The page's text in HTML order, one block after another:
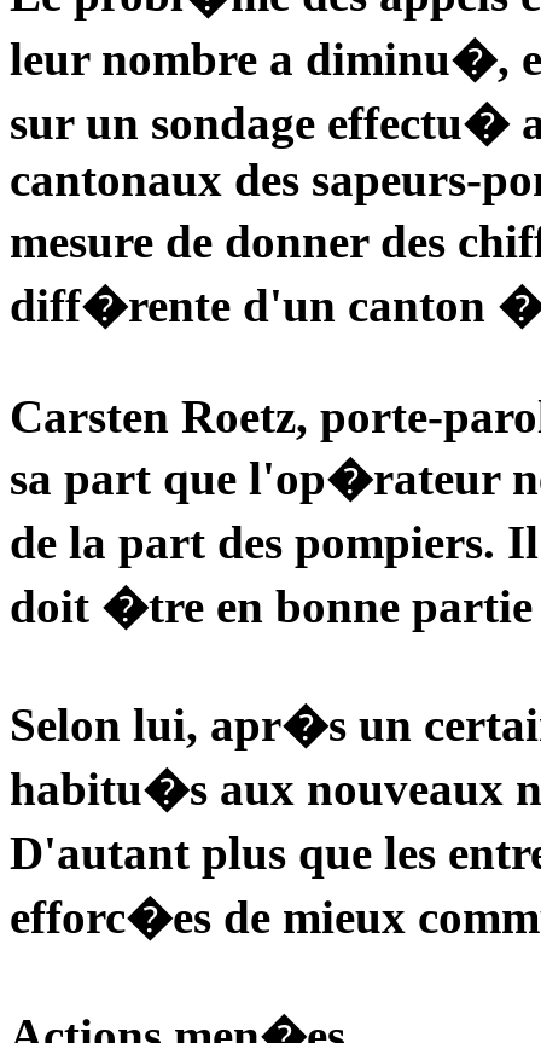
leur nombre a diminu�,
sur un sondage effectu�
cantonaux des sapeurs-
mesure de donner des
diff�rente d'un canton
Carsten Roetz, porte-
sa part que l'op�rateur
de la part des
doit �tre en bonne
Selon lui, apr�s un
habitu�s aux nouveaux
D'autant plus que les
efforc�es de mieux